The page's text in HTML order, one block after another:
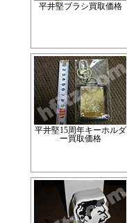
平井堅ブラシ買取価格
平井堅15周年キーホルダ
ー買取価格